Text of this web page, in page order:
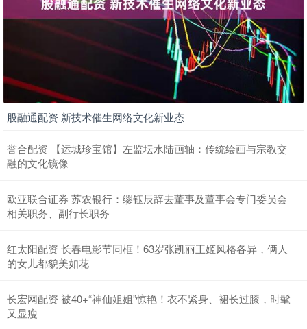
股融通配资 新技术催生网络文化新业态
誉合配资 【运城珍宝馆】左监坛水陆画轴：传统绘画与宗教交
融的文化镜像
欧亚联合证券 苏农银行：缪钰辰辞去董事及董事会专门委员会
相关职务、副行长职务
红太阳配资 长春电影节同框！63岁张凯丽王姬风格各异，俩人
的女儿都貌美如花
长宏网配资 被40+“神仙姐姐”惊艳！衣不紧身、裙长过膝，时髦
又显瘦